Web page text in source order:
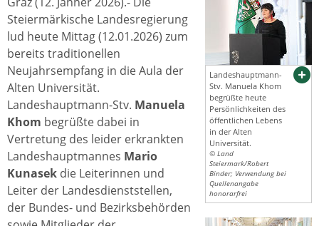
Landeshauptmann-
Stv. Manuela Khom
begrüßte heute
Persönlichkeiten des
öffentlichen Lebens
in der Alten
Universität.
© Land
Steiermark/Robert
Binder; Verwendung bei
Quellenangabe
honorarfrei
Steiermärkische Landesregierung
lud heute Mittag (12.01.2026) zum
bereits traditionellen
Neujahrsempfang in die Aula der
Alten Universität.
Landeshauptmann-Stv. Manuela
Khom begrüßte dabei in
Vertretung des leider erkrankten
Landeshauptmannes Mario
Kunasek die Leiterinnen und
Leiter der Landesdienststellen,
der Bundes- und Bezirksbehörden